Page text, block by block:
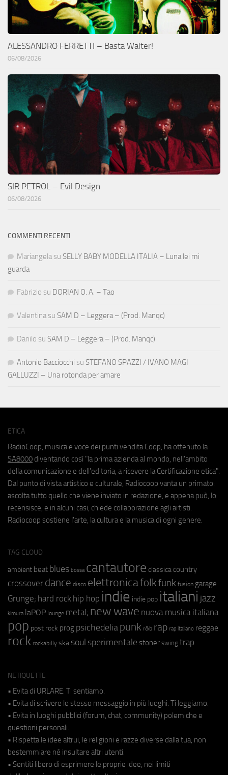
ALESSANDRO FERRETTI – Basta Walter!
06/08/2026
SIR PETROL – Evil Design
06/08/2026
COMMENTI RECENTI
Mariangela su SELLY BABY MODELLA ITALIA – Luna lei mi
guarda
Fabrizio su DORIAN O. A. – Tao
Valentina su SAM D – Leggera – (Prod. Manqc)
Danilo su SAM D – Leggera – (Prod. Manqc)
Antonio Bacciocchi su STEFANO SPAZZI / IVANO MAGI
GALLUZZI – Una rotonda per amare
ETICA
RadioCoop, musica e voce dei punti vendita Coop, ha ottenuto la
SA8000 diventando così "la prima azienda al mondo, nell'ambito
della comunicazione e dell'editoria, a ricevere la Certificazione etica".
Dal punto di vista artistico e culturale, Radiocoop vanta un primato:
ascolta tutto quello che viene inviato in redazione, e appena può, lo
recensisce, e in alcuni casi, chiede collaborazione agli artisti.
Radiocoop sostiene l'arte, la cultura e la musica di ogni genere.
TAG CLOUD
ambient beat blues bossa cantautore classica country
crossover dance disco elettronicafolkfunk fusion garage
Grunge; hard rock hip hop indie indie pop italiani jazz
kimura laPOP lounge metal; new wave nuova musica italiana
pop post rock prog psichedeliapunk r&b rap rap italiano reggae
rock rockabilly ska soul sperimentale stoner swing trap
NETIQUETTE
• Evita di URLARE. Ti sentiamo.
• Evita di scrivere lo stesso messaggio in più luoghi. Ti leggiamo.
• Evita in luoghi pubblici (forum, chat, community) polemiche e
questioni personali.
• Rispetta le idee altrui, le religioni e razze diverse dalla tua, non
bestemmiare né insultare altri utenti.
• Sentiti libero di esprimere le proprie idee, nei limiti